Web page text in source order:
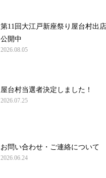
第11回大江戸新座祭り屋台村出
公開中
2026.08.05
屋台村当選者決定しました！
2026.07.25
お問い合わせ・ご連絡について
2026.06.24